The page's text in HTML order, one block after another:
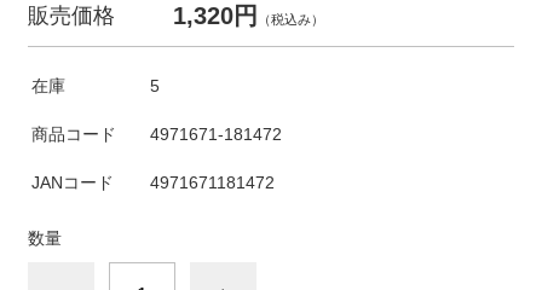
販売価格 1,320円 （税込み）
在庫 5
商品コード 4971671-181472
JANコード 4971671181472
数量